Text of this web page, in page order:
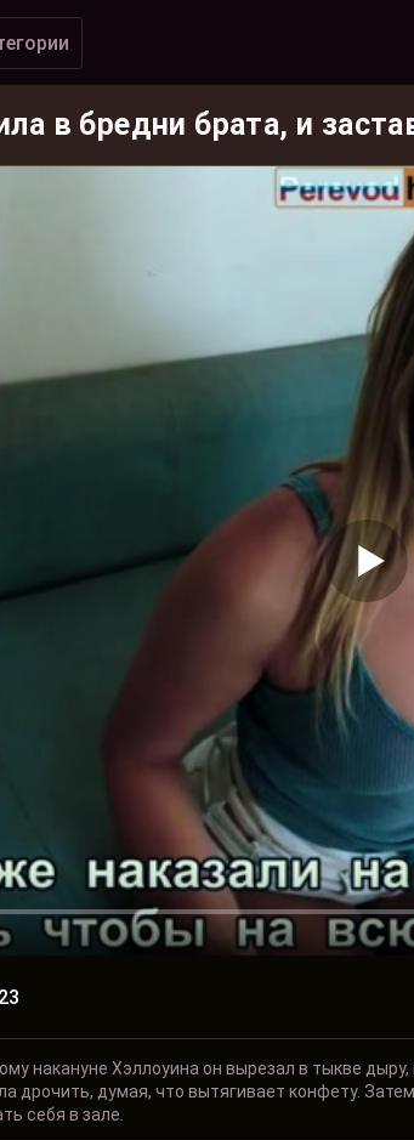
в бредни брата, и
накануне Хэллоуина он вырезал в тыкве
дрочить, думая, что вытягивает конфету.
себя в зале.